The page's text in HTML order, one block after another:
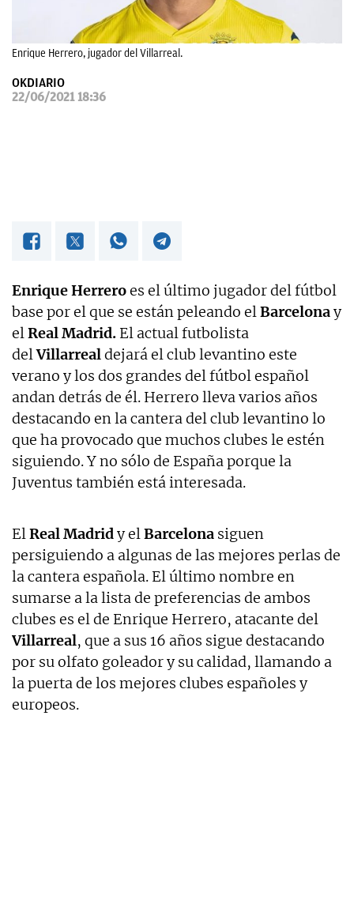
Enrique Herrero, jugador del Villarreal.
OKDIARIO
22/06/2021 18:36
Enrique Herreroes el último jugador del fútbol
base por el que se están peleando elBarcelonay
elReal Madrid. El actual futbolista
delVillarrealdejará el club levantino este
verano y los dos grandes del fútbol español
andan detrás de él. Herrero lleva varios años
destacando en la cantera del club levantino lo
que ha provocado que muchos clubes le estén
siguiendo. Y no sólo de España porque la
Juventus también está interesada.
ElReal Madridy elBarcelona siguen
persiguiendo a algunas de las mejores perlas de
la cantera española. El último nombre en
sumarse a la lista de preferencias de ambos
clubes es el de Enrique Herrero, atacante del
Villarreal, que a sus 16 años sigue destacando
por su olfato goleador y su calidad, llamando a
la puerta de los mejores clubes españoles y
europeos.